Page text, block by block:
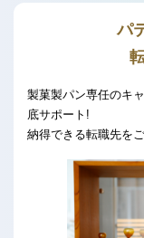
パ
製菓製パン専任のキ
底サポート!
納得できる転職先を